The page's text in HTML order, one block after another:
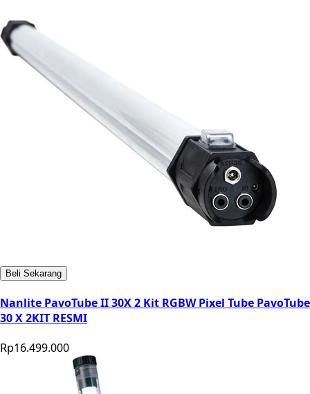
Beli Sekarang
Nanlite PavoTube II 30X 2 Kit RGBW Pixel Tube PavoTube
30 X 2KIT RESMI
Rp16.499.000